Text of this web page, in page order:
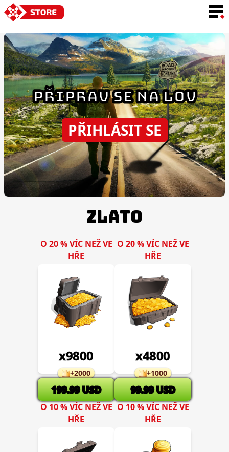
JAZYK
PŘIPRAV SE NA LOV
PŘIHLÁSIT SE
ZLATO
O 20 % VÍC NEŽ VE
HŘE
x9800
+2000
199.99 USD
O 20 % VÍC NEŽ VE
HŘE
x4800
+1000
99.99 USD
O 10 % VÍC NEŽ VE
HŘE
O 10 % VÍC NEŽ VE
HŘE